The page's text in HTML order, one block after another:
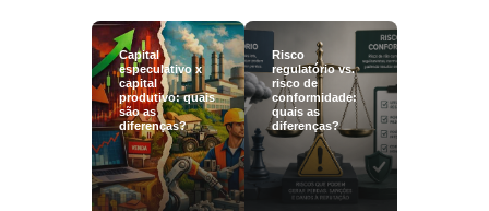
Capital
especulativo x
capital
produtivo: quais
são as
diferenças?
Risco
regulatório vs.
risco de
conformidade:
quais as
diferenças?